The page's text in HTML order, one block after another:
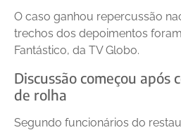
O caso ganhou repercussão
trechos dos depoimentos
Fantástico, da TV Globo.
Discussão começou após
de rolha
Segundo funcionários do